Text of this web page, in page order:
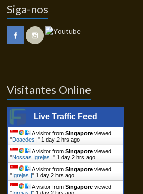
Siga-nos
Visitantes Online
Live Traffic Feed
A visitor fromSingapore viewed
"Doações |" 1 day 2 hrs ago
A visitor fromSingapore viewed
"Nossas Igrejas |" 1 day 2 hrs ago
A visitor fromSingapore viewed
"Igrejas |" 1 day 2 hrs ago
A visitor fromSingapore viewed